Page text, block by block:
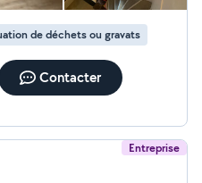
de déchets ou gravats
Contacter
Entreprise